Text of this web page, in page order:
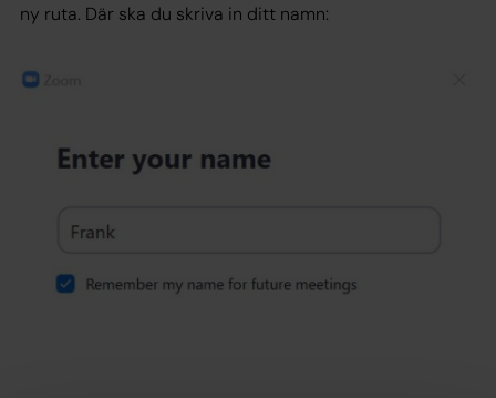
ny ruta. Där ska du skriva in ditt namn: